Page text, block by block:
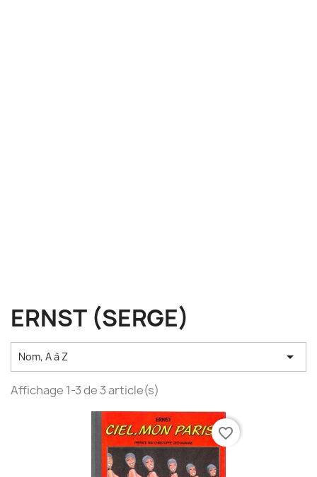
ERNST (SERGE)
Nom, A à Z 
Affichage 1-3 de 3 article(s)
favorite_border